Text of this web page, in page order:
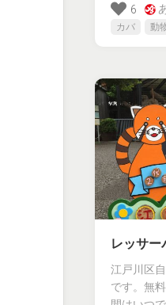
6
カバ 動
レッサー
江戸川区
です。無